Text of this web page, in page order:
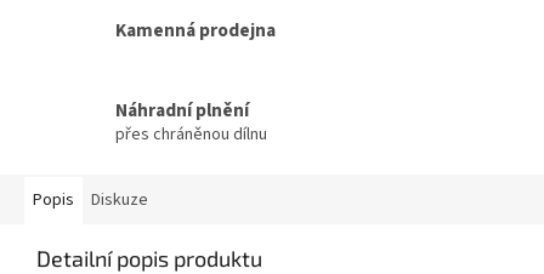
Kamenná prodejna
Náhradní plnění
přes chráněnou dílnu
Popis Diskuze
Detailní popis produktu